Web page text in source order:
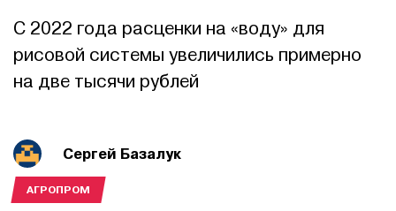
С 2022 года расценки на «воду» для
рисовой системы увеличились примерно
на две тысячи рублей
Сергей Базалук
АГРОПРОМ